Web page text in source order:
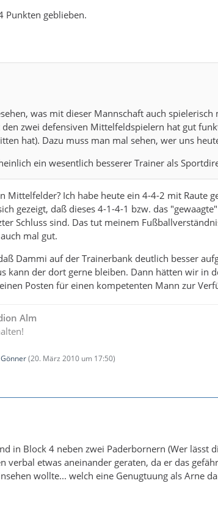
Punkten geblieben.
was mit dieser Mannschaft auch spielerisch
den zwei defensiven Mittelfeldspielern hat gut
hat). Dazu muss man mal sehen, wer uns
ein wesentlich besserer Trainer als
Mittelfelder? Ich habe heute ein 4-4-2 mit Raute
gezeigt, daß dieses 4-1-4-1 bzw. das
Schluss sind. Das tut meinem
mal gut.
Dammi auf der Trainerbank deutlich besser
kann der dort gerne bleiben. Dann hätten wir in
Posten für einen kompetenten Mann zur
Alm
Gönner(20. März 2010 um 17:50)
in Block 4 neben zwei Paderbornern (Wer lässt
verbal etwas aneinander geraten, da er das
wollte... welch eine Genugtuung als Arne